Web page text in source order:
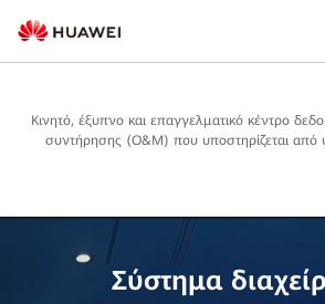
Κινητό, έξυπνο και επαγγελματικό κέντρο
συντήρησης (O&M) που υποστηρίζεται
Σύστημα